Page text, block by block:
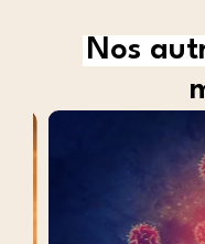
Nos